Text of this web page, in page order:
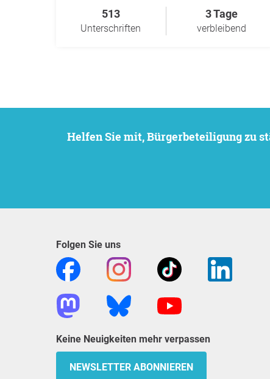
513
Unterschriften
3 Tage
verbleibend
Helfen Sie mit, Bürgerbeteiligung zu
Folgen Sie uns
Keine Neuigkeiten mehr verpassen
NEWSLETTER ABONNIEREN